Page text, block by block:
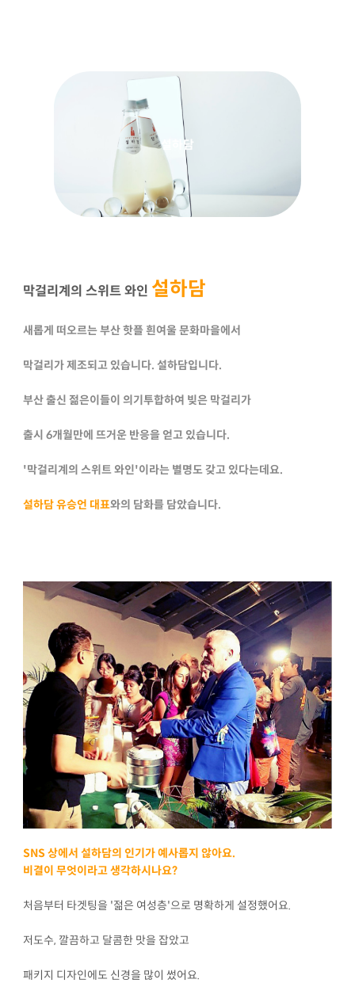
설하담
막걸리계의 스위트 와인 설하담
새롭게 떠오르는 부산 핫플 흰여울 문화마을에서
막걸리가 제조되고 있습니다. 설하담입니다.
부산 출신 젊은이들이 의기투합하여 빚은 막걸리가
출시 6개월만에 뜨거운 반응을 얻고 있습니다.
'막걸리계의 스위트 와인'이라는 별명도 갖고 있다는데요.
설하담 유승언 대표와의 담화를 담았습니다.
SNS 상에서 설하담의 인기가 예사롭지 않아요.
비결이 무엇이라고 생각하시나요?
처음부터 타겟팅을 '젊은 여성층'으로 명확하게 설정했어요.
저도수, 깔끔하고 달콤한 맛을 잡았고
패키지 디자인에도 신경을 많이 썼어요.